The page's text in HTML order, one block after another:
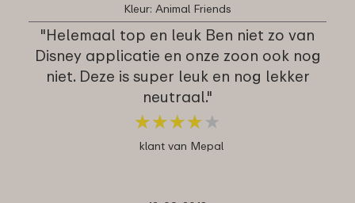
Kleur: Animal Friends
"Helemaal top en leuk Ben niet zo van
Disney applicatie en onze zoon ook nog
niet. Deze is super leuk en nog lekker
neutraal."
★★★★ ★
★★★★ ★
klant van Mepal